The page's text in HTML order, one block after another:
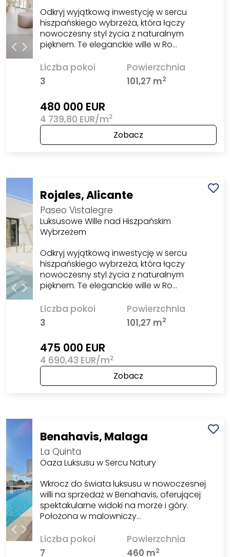
Odkryj wyjątkową inwestycję w sercu
hiszpańskiego wybrzeża, która łączy
nowoczesny styl życia z naturalnym
pięknem. Te eleganckie wille w Ro…
Liczba pokoi
3
Powierzchnia
101,27 m2
480 000 EUR
4 739,80 EUR/m2
Zobacz
Rojales, Alicante
Paseo Vistalegre
Luksusowe Wille nad Hiszpańskim
Wybrzeżem
Odkryj wyjątkową inwestycję w sercu
hiszpańskiego wybrzeża, która łączy
nowoczesny styl życia z naturalnym
pięknem. Te eleganckie wille w Ro…
Liczba pokoi
3
Powierzchnia
101,27 m2
475 000 EUR
4 690,43 EUR/m2
Zobacz
Benahavis, Malaga
La Quinta
Oaza Luksusu w Sercu Natury
Wkrocz do świata luksusu w nowoczesnej
willi na sprzedaż w Benahavis, oferującej
spektakularne widoki na morze i góry.
Położona w malowniczy…
Liczba pokoi
7
Powierzchnia
460 m2